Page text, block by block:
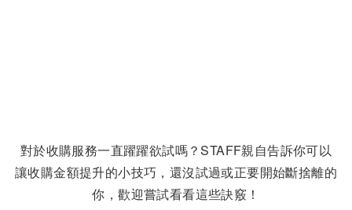
對於收購服務一直躍躍欲試嗎？STAFF親自告訴你可以
讓收購金額提升的小技巧，還沒試過或正要開始斷捨離的
你，歡迎嘗試看看這些訣竅！